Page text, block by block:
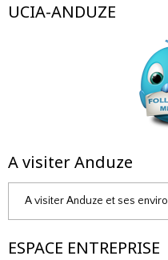
UCIA-ANDUZE
A visiter Anduze
A visiter Anduze et ses enviro
ESPACE ENTREPRISE